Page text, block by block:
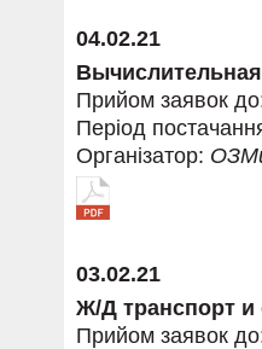
04.02.21
Прийом заявок
Період
Організатор:
03.02.21
Ж/Д транспорт и
Прийом заявок